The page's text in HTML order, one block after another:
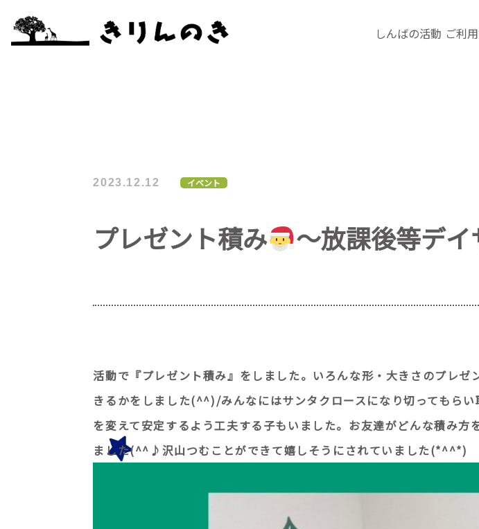
しんばの活動 ご利
2023.12.12 イベント
プレゼント積み ～放課後等デ
活動で『プレゼント積み』をしました。いろんな形・大きさのプレ
きるかをしました(^^)/みんなにはサンタクロースになり切ってもら
を変えて安定するよう工夫する子もいました。お友達がどんな積み
ました(^^♪沢山つむことができて嬉しそうにされていました(*^^*)